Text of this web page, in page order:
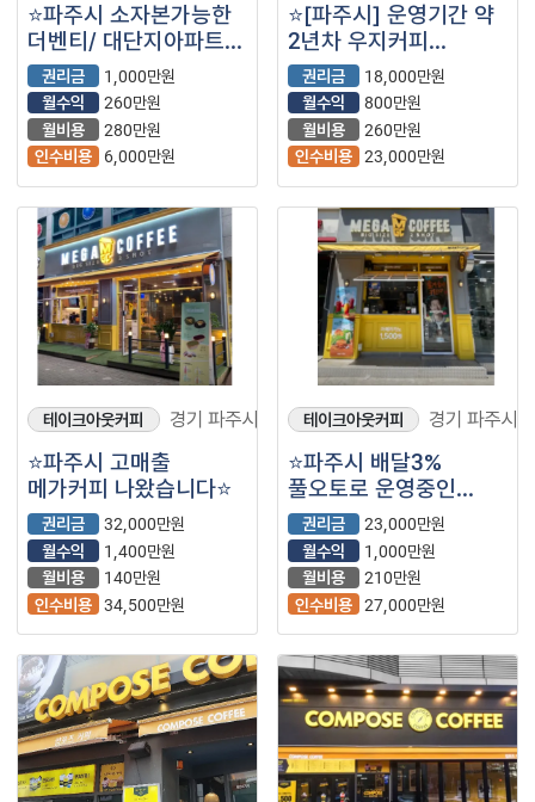
⭐️파주시 소자본가능한
더벤티/ 대단지아파트
메인상권/ 운영기간
4년차 미만⭐️
권리금
1,000만원
월수익
260만원
월비용
280만원
인수비용
6,000만원
⭐️[파주시] 운영기간 약
2년차 우지커피
나왔습니다⭐️
권리금
18,000만원
월수익
800만원
월비용
260만원
인수비용 23,000만원
테이크아웃커피 경기 파주시
⭐️파주시 고매출
메가커피 나왔습니다⭐️
권리금
32,000만원
월수익
1,400만원
월비용
140만원
인수비용 34,500만원
테이크아웃커피 경기 파주시
⭐️파주시 배달3%
풀오토로 운영중인
메가커피⭐️
권리금
23,000만원
월수익
1,000만원
월비용
210만원
인수비용 27,000만원